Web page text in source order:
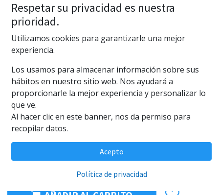
Sera O-Nip Nature Golosina 24
uds.
(0 reseña)
4,69€
Respetar su privacidad es nuestra
prioridad.
Utilizamos cookies para garantizarle una mejor
experiencia.
Los usamos para almacenar información sobre sus
hábitos en nuestro sitio web. Nos ayudará a
proporcionarle la mejor experiencia y personalizar lo
que ve.
Al hacer clic en este banner, nos da permiso para
recopilar datos.
Acepto
Política de privacidad